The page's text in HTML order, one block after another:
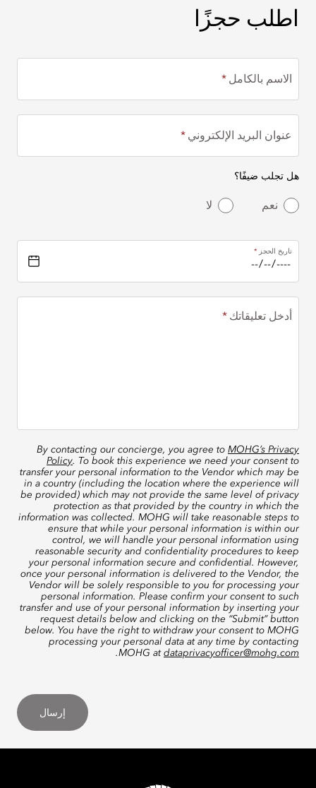
اطلب حجزًا
اطلب حجزًا
الاسم بالكامل
عنوان البريد الإلكتروني
هل تجلب ضيفًا؟
نعم لا
تاريخ الحجز
أدخل تعليقاتك
By contacting our concierge, you agree to MOHG’s Privacy
Policy. To book this experience we need your consent to
transfer your personal information to the Vendor which may be
in a country (including the location where the experience will
be provided) which may not provide the same level of privacy
protection as that provided by the country in which the
information was collected. MOHG will take reasonable steps to
ensure that while your personal information is within our
control, we will handle your personal information using
reasonable security and confidentiality procedures to keep
your personal information secure and confidential. However,
once your personal information is delivered to the Vendor, the
Vendor will be solely responsible to you for processing your
personal information. Please confirm your consent to such
transfer and use of your personal information by inserting your
request details below and clicking on the “Submit” button
below. You have the right to withdraw your consent to MOHG
processing your personal data at any time by contacting
MOHG at dataprivacyofficer@mohg.com
.
إرسال